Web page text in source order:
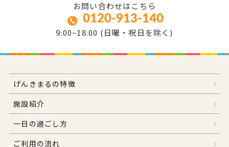
お問い合わせはこちら
0120-913-140
9:00~18:00 (日曜・祝日を除く)
げんきまるの特徴
施設紹介
一日の過ごし方
ご利用の流れ